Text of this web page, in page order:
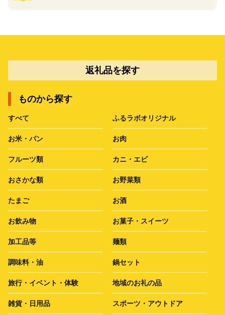
返礼品を探す
ものから探す
すべて ふるラボオリジナル
お米・パン お肉
フルーツ類 カニ・エビ
おさかな類 お野菜類
たまご お酒
お飲み物 お菓子・スイーツ
加工品等 麺類
調味料・油 鍋セット
旅行・イベント・体験 地域のお礼の品
雑貨・日用品 スポーツ・アウトドア